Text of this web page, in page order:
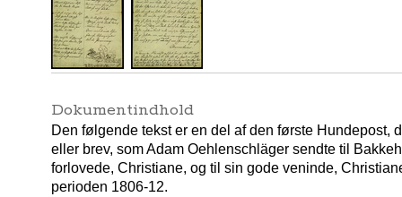
Dokumentindhold
Den følgende tekst er en del af den første Hundepost,
eller brev, som Adam Oehlenschläger sendte til
forlovede, Christiane, og til sin gode veninde,
perioden 1806-12.